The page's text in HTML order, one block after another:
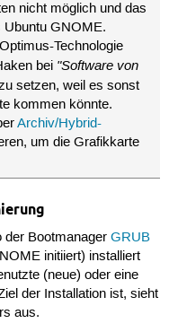
nicht möglich und das
Ubuntu GNOME.
Technologie
bei "Software von
setzen, weil es sonst
kommen könnte.
Archiv/Hybrid-
um die Grafikkarte
der Bootmanager GRUB
initiiert) installiert
(neue) oder eine
der Installation ist, sieht
aus.